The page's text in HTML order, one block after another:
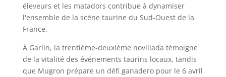
éleveurs et les matadors contribue à dynamiser
l'ensemble de la scène taurine du Sud-Ouest de la
France.
À Garlin, la trentième-deuxième novillada témoigne
de la vitalité des événements taurins locaux, tandis
que Mugron prépare un défi ganadero pour le 6 avril